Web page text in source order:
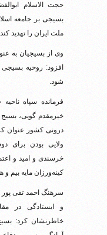
حجت الاسلام
بسیجی بر جامعه
ملت ایران را تهدید
وی از بسیجیان به
افزود: روحیه
شود.
فرمانده سپاه
خیرمقدم گویی،
درونی کشور عنوان
ولایی بودن برای
خرسندی و امید و
کینه‌ورزان مایه بیم
سرهنگ احمد تقی پور
و ایستادگی در
خاطرنشان کرد: